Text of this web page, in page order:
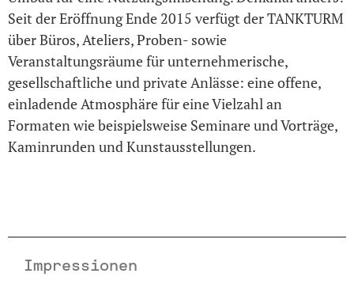
Seit der Eröffnung Ende 2015 verfügt der TANKTURM
über Büros, Ateliers, Proben- sowie
Veranstaltungsräume für unternehmerische,
gesellschaftliche und private Anlässe: eine offene,
einladende Atmosphäre für eine Vielzahl an
Formaten wie beispielsweise Seminare und Vorträge,
Kaminrunden und Kunstausstellungen.
Impressionen